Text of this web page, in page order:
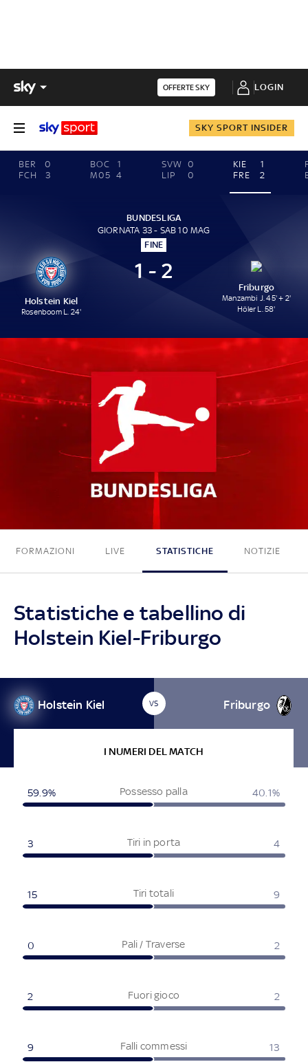
OFFERTE SKY LOGIN
SKY SPORT INSIDER
BER
0
FCH
3
BOC
1
M05
4
SVW 0
LIP
0
KIE
1
FRE
2
BUNDESLIGA
GIORNATA 33 - SAB 10 MAG
FINE
Holstein Kiel
Rosenboom L. 24'
1 - 2
Friburgo
Manzambi J. 45' + 2'
Höler L. 58'
1 - 2
FORMAZIONI LIVE STATISTICHE NOTIZIE
Statistiche e tabellino di
Holstein Kiel-Friburgo
Holstein Kiel VS Friburgo
I NUMERI DEL MATCH
Possesso palla
59.9% 40.1%
Tiri in porta
3 4
Tiri totali
15 9
Pali / Traverse
0 2
Fuori gioco
2 2
Falli commessi
9 13